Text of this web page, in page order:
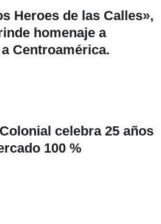
Heroes de las Calles»,
homenaje a
Centroamérica.
celebra 25 años
100 %